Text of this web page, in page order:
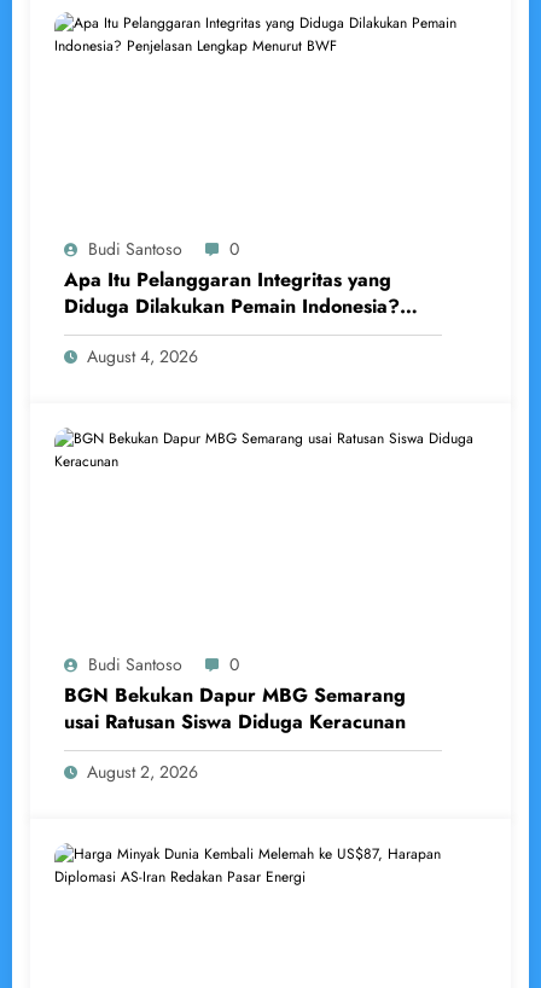
Budi Santoso 0
Apa Itu Pelanggaran Integritas yang
Diduga Dilakukan Pemain Indonesia?
Penjelasan Lengkap Menurut BWF
August 4, 2026
Budi Santoso 0
BGN Bekukan Dapur MBG Semarang
usai Ratusan Siswa Diduga Keracunan
August 2, 2026